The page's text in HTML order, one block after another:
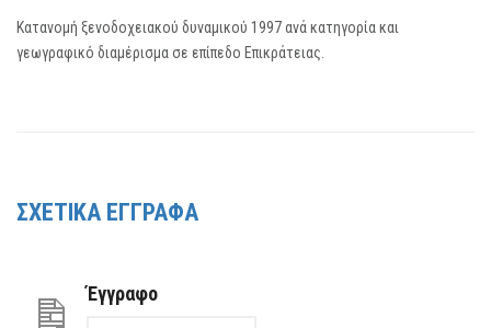
Κατανομή ξενοδοχειακού δυναμικού 1997 ανά κατηγορία και
γεωγραφικό διαμέρισμα σε επίπεδο Επικράτειας.
ΣΧΕΤΙΚΑ ΕΓΓΡΑΦΑ
Έγγραφο